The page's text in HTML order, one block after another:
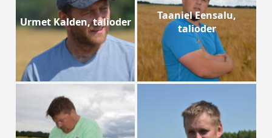
Urmet Kalden, talioder
Taaniel Eensalu,
talioder